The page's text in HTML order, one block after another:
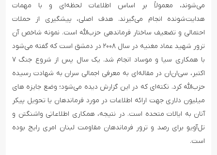
می‌شوند، معمولاً بر اساس اطلاعات لحظه‌ای و با مهمات
هدایت‌شونده انجام می‌گیرند. هدف اصلی، پیشگیری از حملات
احتمالی و تضعیف ساختار فرماندهی حزب‌الله است. نمونه شاخص آن
ترور شهید عماد مغنیه در سال ۲۰۰۸ در دمشق است که گفته می‌شود
با همکاری سیا و موساد انجام شد. یک سال پس از شروع جنگ ۷
اکتبر، سی‌ان‌ان در مقاله‌ای به معرفی اجمالی سران به شهادت رسیده
حزب‌الله کرد. نکته‌ای که در این گزارش دیده می‌شود؛ وضع جایزه ‌های
میلیون دلاری جهت ارائه اطلاعات در مورد فرماندهان یا تحویل پیکر
آنان به ایالات متحده است. در نتیجه، همکاری اطلاعاتی واشنگتن و
تل‌آویو برای رصد و ترور فرماندهان مقاومت لبنان امری رایج بوده
است.